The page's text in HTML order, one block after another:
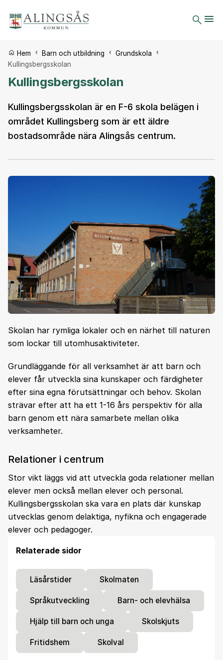
Du är här:
Hem Barn och utbildning
Grundskola
Kullingsbergsskolan
Kullingsbergsskolan
Kullingsbergsskolan är en F-6 skola belägen i
området Kullingsberg som är ett äldre
bostadsområde nära Alingsås centrum.
Skolan har rymliga lokaler och en närhet till naturen
som lockar till utomhusaktiviteter.
Grundläggande för all verksamhet är att barn och
elever får utveckla sina kunskaper och färdigheter
efter sina egna förutsättningar och behov. Skolan
strävar efter att ha ett 1-16 års perspektiv för alla
barn genom ett nära samarbete mellan olika
verksamheter.
Relationer i centrum
Stor vikt läggs vid att utveckla goda relationer mellan
elever men också mellan elever och personal.
Kullingsbergsskolan ska vara en plats där kunskap
utvecklas genom delaktiga, nyfikna och engagerade
elever och pedagoger.
Relaterade sidor
Läsårstider Skolmaten
Språkutveckling Barn- och elevhälsa
Hjälp till barn och unga Skolskjuts
Fritidshem Skolval